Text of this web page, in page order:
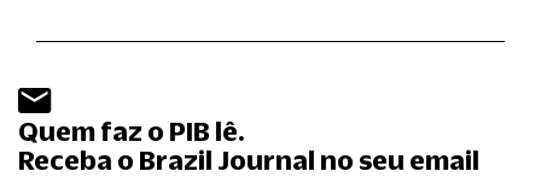
Quem faz o PIB lê.
Receba o Brazil Journal no seu email